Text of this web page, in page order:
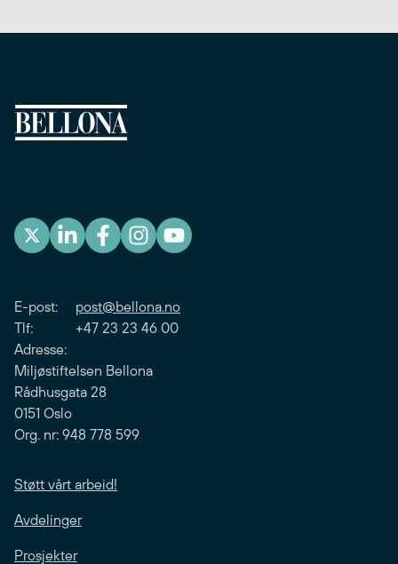
E-post: post@bellona.no
Tlf: +47 23 23 46 00
Adresse:
Miljøstiftelsen Bellona
Rådhusgata 28
0151 Oslo
Org. nr: 948 778 599
Støtt vårt arbeid!
Avdelinger
Prosjekter